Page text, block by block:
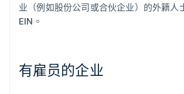
业（例如股份公司或合伙企业）的外籍人
EIN。
有雇员的企业